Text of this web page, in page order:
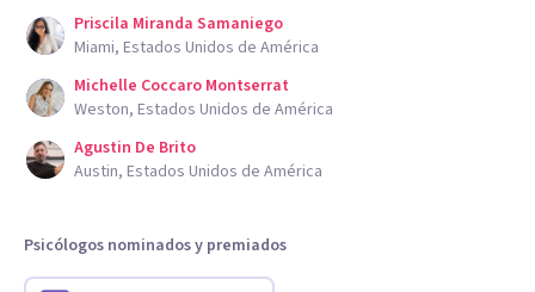
Priscila Miranda Samaniego
Miami, Estados Unidos de América
Michelle Coccaro Montserrat
Weston, Estados Unidos de América
Agustin De Brito
Austin, Estados Unidos de América
Psicólogos nominados y premiados